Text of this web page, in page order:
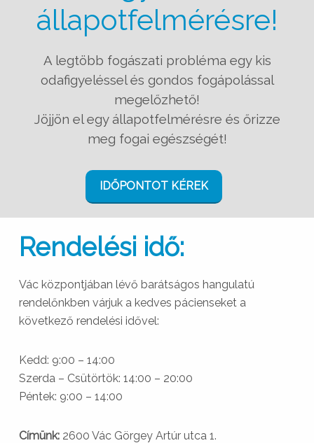
állapotfelmérésre!
A legtöbb fogászati probléma egy kis
odafigyeléssel és gondos fogápolással
megelőzhető!
Jöjjön el egy állapotfelmérésre és őrizze
meg fogai egészségét!
IDŐPONTOT KÉREK
Rendelési idő:
Vác központjában lévő barátságos hangulatú
rendelőnkben várjuk a kedves pácienseket a
következő rendelési idővel:
Kedd: 9:00 – 14:00
Szerda – Csütörtök: 14:00 – 20:00
Péntek: 9:00 – 14:00
Címünk: 2600 Vác Görgey Artúr utca 1.